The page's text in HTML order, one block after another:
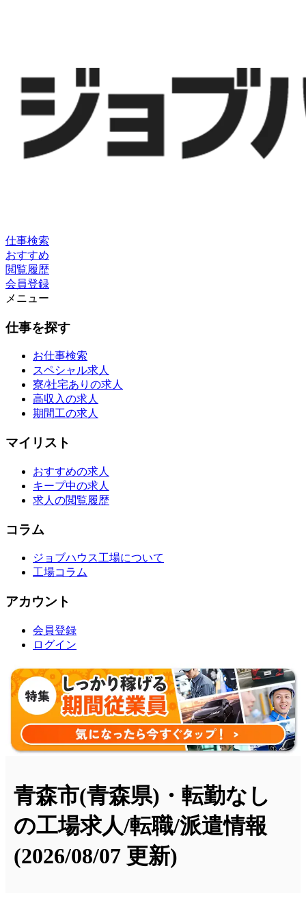
仕事検索
おすすめ
閲覧履歴
会員登録
メニュー
仕事を探す
お仕事検索
スペシャル求人
寮/社宅ありの求人
高収入の求人
期間工の求人
マイリスト
おすすめの求人
キープ中の求人
求人の閲覧履歴
コラム
ジョブハウス工場について
工場コラム
アカウント
会員登録
ログイン
青森市(青森県)・転勤なし
の工場求人/転職/派遣情報
(2026/08/07 更新)